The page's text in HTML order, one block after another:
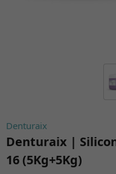
Denturaix
Denturaix |
16 (5Kg+5Kg)